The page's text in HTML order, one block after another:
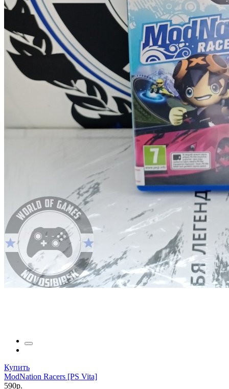
Купить
ModNation Racers [PS Vita]
590р.